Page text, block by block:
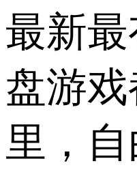
最新
盘游
里，自